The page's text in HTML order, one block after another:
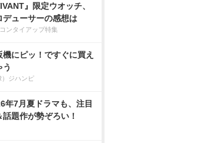
』限定ウオッチ、
デューサーの感想は
ンタイアップ特集
機にピッ！ですぐに買え
う
）ジハンピ
年7月夏ドラマも、注目
話題作が勢ぞろい！